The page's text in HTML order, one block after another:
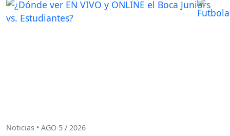
Noticias • AGO 5 / 2026